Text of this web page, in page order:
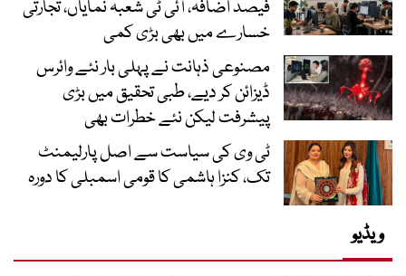
فیصد اضافہ، آئی ٹی شعبہ نمایاں، تجارتی
خسارے میں بھی بڑی کمی
مصنوعی ذہانت نے پہلی بار نئے وائرس
ڈیزائن کر دیے، طبی تحقیق میں بڑی
پیشرفت لیکن نئے خطرات بھی
ٹی وی کی سیاست سے اصل پارلیمنٹ
تک، کنزا ہاشمی کا قومی اسمبلی کا دورہ
ویڈیو